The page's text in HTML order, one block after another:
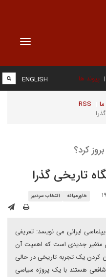
Toggle
پیوند ها
RSS
ENGLISH
کرد؟
تاریخی گذرا
خاورمیانه انتخاب سردبیر
ایرانی می نویسد: تعریفی
متغیر جدیدی است که اهمیت آن
کردن یک تجربه تاریخی در حالی
هستند با یک پروژه سیاسی